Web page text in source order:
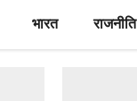
भारत राजनीति